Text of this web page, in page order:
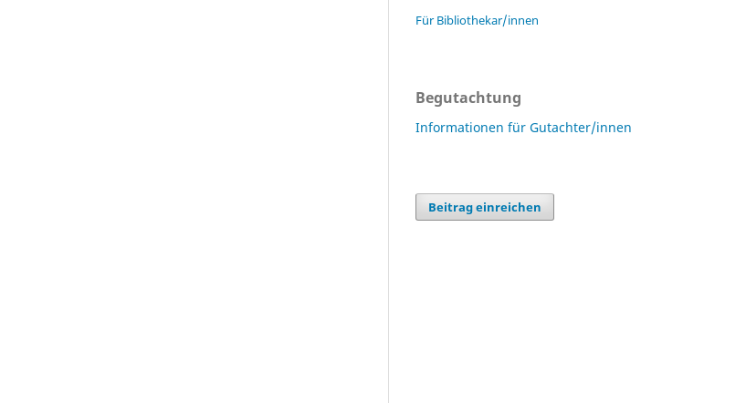
Für Bibliothekar/innen
Begutachtung
Informationen für Gutachter/innen
Beitrag einreichen